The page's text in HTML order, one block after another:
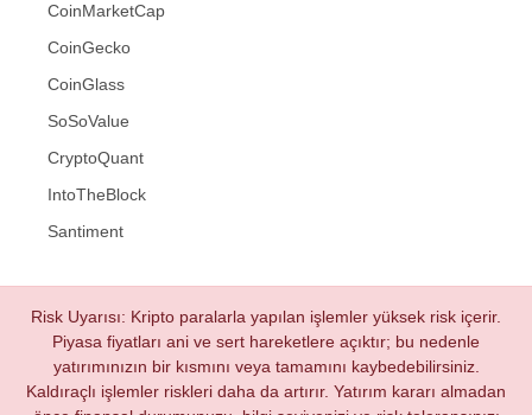
CoinMarketCap
CoinGecko
CoinGlass
SoSoValue
CryptoQuant
IntoTheBlock
Santiment
Risk Uyarısı: Kripto paralarla yapılan işlemler yüksek risk içerir.
Piyasa fiyatları ani ve sert hareketlere açıktır; bu nedenle
yatırımınızın bir kısmını veya tamamını kaybedebilirsiniz.
Kaldıraçlı işlemler riskleri daha da artırır. Yatırım kararı almadan